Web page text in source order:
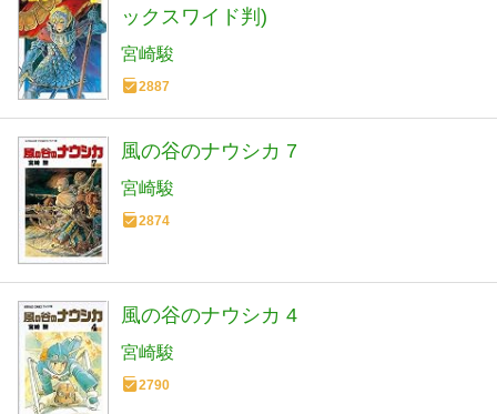
ックスワイド判)
宮崎駿
2887
風の谷のナウシカ 7
宮崎駿
2874
風の谷のナウシカ 4
宮崎駿
2790